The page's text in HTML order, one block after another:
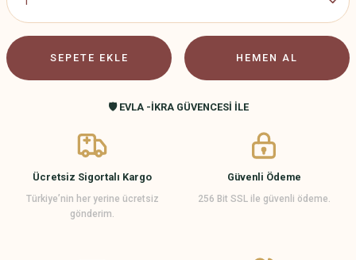
SEPETE EKLE HEMEN AL
🛡️ EVLA -İKRA GÜVENCESİ İLE
Ücretsiz Sigortalı Kargo
Türkiye’nin her yerine ücretsiz
gönderim.
Güvenli Ödeme
256 Bit SSL ile güvenli ödeme.